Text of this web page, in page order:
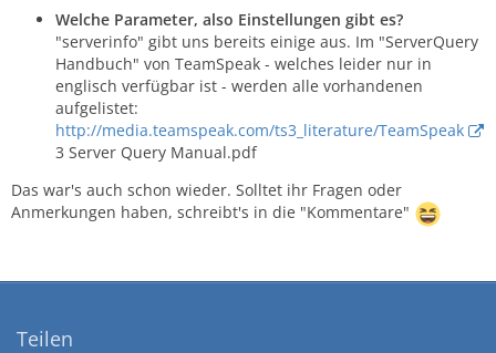
Welche Parameter, also Einstellungen gibt es?
"serverinfo" gibt uns bereits einige aus. Im "ServerQuery
Handbuch" von TeamSpeak - welches leider nur in
englisch verfügbar ist - werden alle vorhandenen
aufgelistet:
http://media.teamspeak.com/ts3_literature/TeamSpeak
3 Server Query Manual.pdf
Das war's auch schon wieder. Solltet ihr Fragen oder
Anmerkungen haben, schreibt's in die "Kommentare"
Teilen